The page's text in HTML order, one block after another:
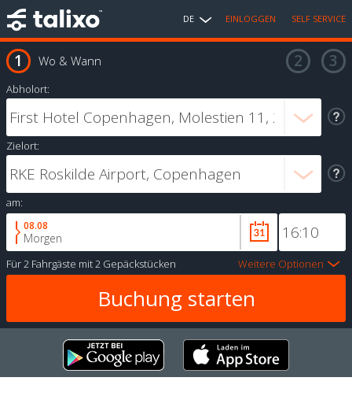
DE EINLOGGEN SELF SERVICE
Wo & Wann
Abholort:
Zielort:
am:
08.08
Morgen
Für2 Fahrgäste mit2 Gepäckstücken Weitere Optionen